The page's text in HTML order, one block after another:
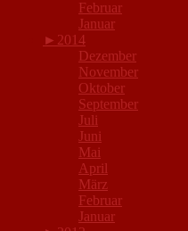
Februar
Januar
► 2014
Dezember
November
Oktober
September
Juli
Juni
Mai
April
März
Februar
Januar